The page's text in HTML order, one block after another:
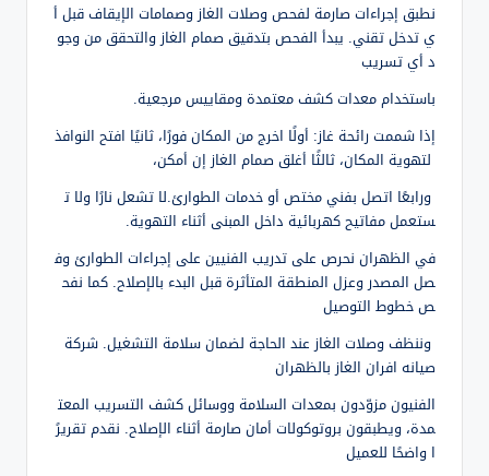
نطبق إجراءات صارمة لفحص وصلات الغاز وصمامات الإيقاف قبل أ
ي تدخل تقني. يبدأ الفحص بتدقيق صمام الغاز والتحقق من وجو
د أي تسريب
باستخدام معدات كشف معتمدة ومقاييس مرجعية.
إذا شممت رائحة غاز: أولًا اخرج من المكان فورًا، ثانيًا افتح النوافذ
لتهوية المكان، ثالثًا أغلق صمام الغاز إن أمكن،
ورابعًا اتصل بفني مختص أو خدمات الطوارئ.لا تشعل نارًا ولا ت
ستعمل مفاتيح كهربائية داخل المبنى أثناء التهوية.
في الظهران نحرص على تدريب الفنيين على إجراءات الطوارئ وف
صل المصدر وعزل المنطقة المتأثرة قبل البدء بالإصلاح. كما نفح
ص خطوط التوصيل
وننظف وصلات الغاز عند الحاجة لضمان سلامة التشغيل. شركة
صيانه افران الغاز بالظهران
الفنيون مزوّدون بمعدات السلامة ووسائل كشف التسريب المعت
مدة، ويطبقون بروتوكولات أمان صارمة أثناء الإصلاح. نقدم تقريرً
ا واضحًا للعميل